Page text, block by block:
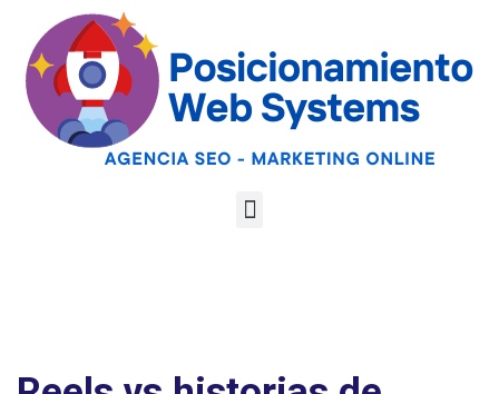
Optimiza tu web
para las AI
Google
Overviews y los
LLMs
Analiza tu web gratis